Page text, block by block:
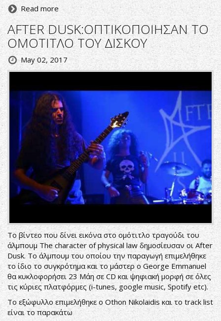
Read more
AFTER DUSK:ΟΠΤΙΚΟΠΟΙΗΣΑΝ ΤΟ
ΟΜΟΤΙΤΛΟ ΤΟΥ ΔΙΣΚΟΥ
May 02, 2017
Το βίντεο που δίνει εικόνα στο ομότιτλο τραγούδι του
άλμπουμ The character of physical law δημοσίευσαν οι After
Dusk. Το άλμπουμ του οποίου την παραγωγή επιμελήθηκε
το ίδιο το συγκρότημα και το μάστερ ο George Emmanuel
θα κυκλοφορήσει 23 Μάη σε CD και ψηφιακή μορφή σε όλες
τις κύριες πλατφόρμες (i-tunes, google music, Spotify etc).
Το εξώφυλλο επιμελήθηκε ο Othon Nikolaidis και το track list
είναι το παρακάτω